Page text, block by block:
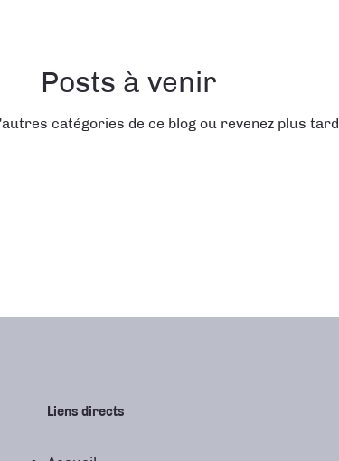
Posts à venir
catégories de ce blog ou revenez plus tard.
Liens directs